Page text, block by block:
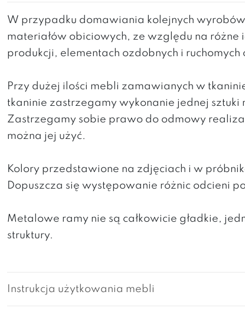
W przypadku domawiania kolejnych
materiałów obiciowych, ze względu na
produkcji, elementach ozdobnych i
Przy dużej ilości mebli zamawianych w
tkaninie zastrzegamy wykonanie jednej
Zastrzegamy sobie prawo do odmowy
można jej użyć.
Kolory przedstawione na zdjęciach i w
Dopuszcza się występowanie różnic odcieni
Metalowe ramy nie są całkowicie gładkie,
struktury.
Instrukcja użytkowania mebli